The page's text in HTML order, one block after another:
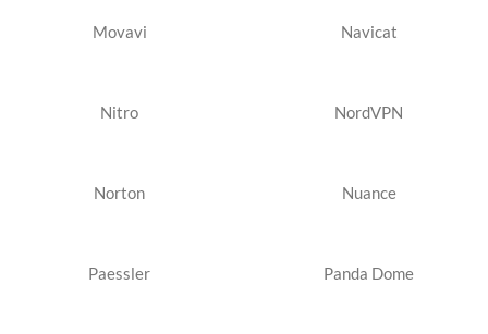
Movavi Navicat
Nitro NordVPN
Norton Nuance
Paessler Panda Dome